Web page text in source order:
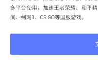
多平台使用，加速王者荣耀、和平
间、剑网3、CS:GO等国服游戏。